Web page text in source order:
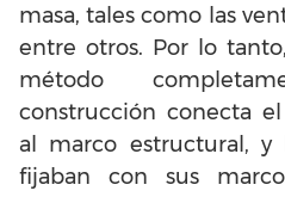
masa, tales como las
entre otros. Por lo
método
construcción conecta
al marco estructural, y
fijaban con sus